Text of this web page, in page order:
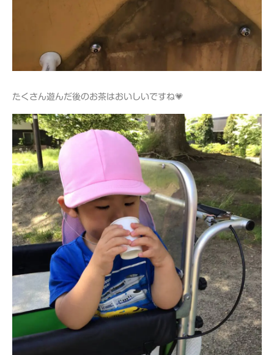
たくさん遊んだ後のお茶はおいしいですね💗